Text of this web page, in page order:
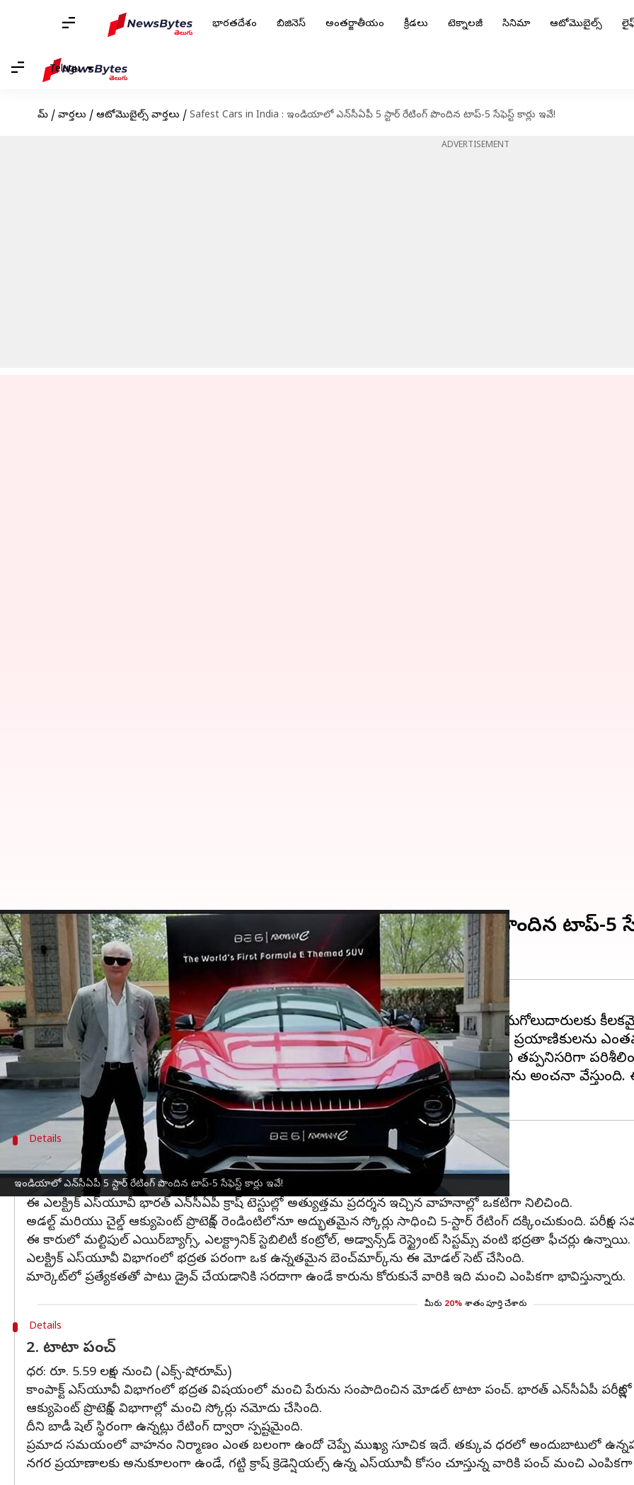
భారతదేశం బిజినెస్ అంతర్జాతీయం క్రీడలు టెక్నాలజీ సినిమా ఆటోమొబైల్స్
Telugu
హోమ్ / వార్తలు / ఆటోమొబైల్స్ వార్తలు / Safest Cars in India : ఇండియాలో ఎన్‌సీఏపీ 5 స్టార్ రేటింగ్‌ పొందిన టాప్-5 సేఫెస్ట్ కార్లు ఇవే!
ADVERTISEMENT
ఇండియాలో ఎన్‌సీఏపీ 5 స్టార్ రేటింగ్‌ పొందిన టాప్-5 సేఫెస్ట్ కార్లు ఇవే!
Safest Cars in India : ఇండియాలో ఎన్‌సీఏపీ 5 స్టార్ రేటింగ్‌ పొందిన టాప్-5
వ్రాసిన వారు Jayachandra Akuri Mar 15, 2026 12:24 pm
ఈ వార్తాకథనం ఏంటి
భారత్‌లో విక్రయించే కార్ల భద్రతను అంచనా వేసేందుకు రూపొందించిన భారత్ NCAP ఇప్పుడు కొనుగోలుదారులకు
దేశంలో అమ్మకానికి వచ్చే వాహనాలపై క్రాష్ టెస్టులు నిర్వహిస్తూ, అవి ప్రమాదాల సమయంలో ప్రయాణికులను
గతంలో భద్రతను కేవలం అదనపు ఫీచర్‌గా భావించిన భారతీయ కొనుగోలుదారులు ఇప్పుడు దానిని తప్పనిసరిగా
(ముందు నుంచి), సైడ్ (పక్క నుంచి), పోల్ ఇంపాక్ట్ వంటి పరీక్షల ద్వారా పెద్దలు, పిల్లల భద్రతను అంచనా
Details
1. మహీంద్రా బిఇ 6
ధర: రూ. 18.90 లక్షల నుంచి (ఎక్స్‌-షోరూమ్)
ఈ ఎలక్ట్రిక్ ఎస్‌యూవీ భారత్ ఎన్‌సీఏపీ క్రాష్ టెస్టుల్లో అత్యుత్తమ ప్రదర్శన ఇచ్చిన వాహనాల్లో ఒకటిగా నిలిచింది.
అడల్ట్ మరియు చైల్డ్ ఆక్యుపెంట్ ప్రొటెక్షన్ రెండింటిలోనూ అద్భుతమైన స్కోర్లు సాధించి 5-స్టార్ రేటింగ్ దక్కించుకుంది.
ఈ కారులో మల్టిపుల్ ఎయిర్‌బ్యాగ్స్, ఎలక్ట్రానిక్ స్టెబిలిటీ కంట్రోల్, అడ్వాన్స్‌డ్ రెస్ట్రైంట్ సిస్టమ్స్ వంటి భద్రతా ఫీచర్లు ఉన్నాయి.
ఎలక్ట్రిక్ ఎస్‌యూవీ విభాగంలో భద్రత పరంగా ఒక ఉన్నతమైన బెంచ్‌మార్క్‌ను ఈ మోడల్ సెట్ చేసింది.
మార్కెట్‌లో ప్రత్యేకతతో పాటు డ్రైవ్ చేయడానికి సరదాగా ఉండే కారును కోరుకునే వారికి ఇది మంచి ఎంపికగా భావిస్తున్నారు.
మీరు 20% శాతం పూర్తి చేశారు
Details
2. టాటా పంచ్
ధర: రూ. 5.59 లక్షల నుంచి (ఎక్స్‌-షోరూమ్)
కాంపాక్ట్ ఎస్‌యూవీ విభాగంలో భద్రత విషయంలో మంచి పేరును సంపాదించిన మోడల్ టాటా పంచ్. భారత్ ఎన్‌సీఏపీ పరీక్షల్లో
ఆక్యుపెంట్ ప్రొటెక్షన్ విభాగాల్లో మంచి స్కోర్లు నమోదు చేసింది.
దీని బాడీ షెల్ స్థిరంగా ఉన్నట్లు రేటింగ్ ద్వారా స్పష్టమైంది.
ప్రమాద సమయంలో వాహనం నిర్మాణం ఎంత బలంగా ఉందో చెప్పే ముఖ్య సూచిక ఇదే. తక్కువ ధరలో అందుబాటులో
నగర ప్రయాణాలకు అనుకూలంగా ఉండే, గట్టి క్రాష్ క్రెడెన్షియల్స్ ఉన్న ఎస్‌యూవీ కోసం చూస్తున్న వారికి పంచ్ మంచి ఎంపికగా